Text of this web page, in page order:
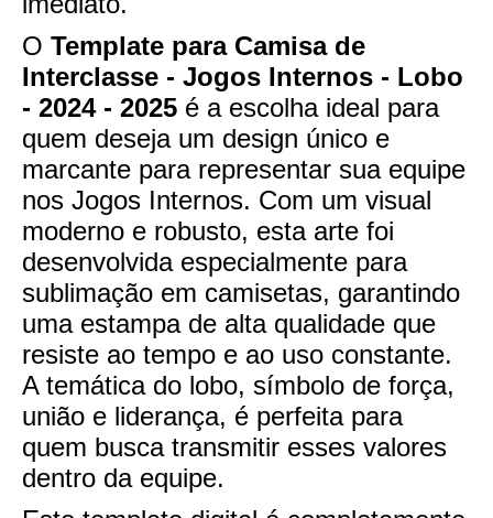
O Template para Camisa de
Interclasse - Jogos Internos - Lobo
- 2024 - 2025 é a escolha ideal para
quem deseja um design único e
marcante para representar sua equipe
nos Jogos Internos. Com um visual
moderno e robusto, esta arte foi
desenvolvida especialmente para
sublimação em camisetas, garantindo
uma estampa de alta qualidade que
resiste ao tempo e ao uso constante.
A temática do lobo, símbolo de força,
união e liderança, é perfeita para
quem busca transmitir esses valores
dentro da equipe.